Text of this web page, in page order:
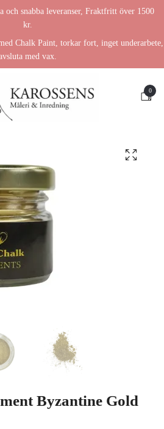
och snabba leveranser, Fraktfritt över 1500
kr.
Chalk Paint, torkar fort, inget underarbete,
med vax.
0
Byzantine Gold